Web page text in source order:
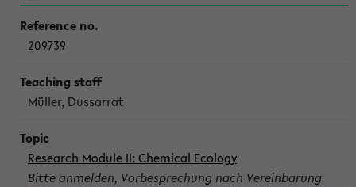
209739
Müller, Dussarrat
Research Module II: Chemical Ecology
Bitte anmelden, Vorbesprechung nach Vereinbarung